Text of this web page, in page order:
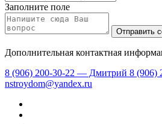
Заполните поле
Дополнительная контактная
8 (906) 200-30-22 — Дмитрий 8 (906)
nstroydom@yandex.ru